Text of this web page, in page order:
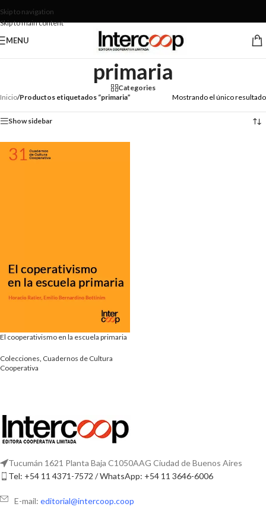
Skip to navigation
Skip to main content
MENU
primaria
Categories
Inicio/Productos etiquetados “primaria” Mostrando el único resultado
Show sidebar
El cooperativismo en la escuela primaria
Colecciones Cuadernos de Cultura
Cooperativa
Tucumán 1621 Planta Baja C1050AAG Ciudad de Buenos Aires
Tel: +54 11 4371-7572 / WhatsApp: +54 11 3646-6006
E-mail: editorial@intercoop.coop